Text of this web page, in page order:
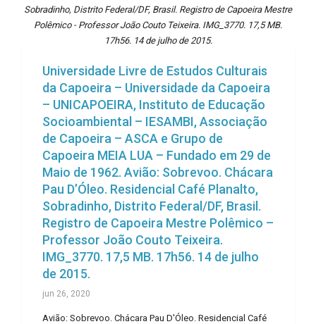
Sobradinho, Distrito Federal/DF, Brasil. Registro de Capoeira Mestre
Polêmico - Professor João Couto Teixeira. IMG_3770. 17,5 MB.
17h56. 14 de julho de 2015.
Universidade Livre de Estudos Culturais
da Capoeira – Universidade da Capoeira
– UNICAPOEIRA, Instituto de Educação
Socioambiental – IESAMBI, Associação
de Capoeira – ASCA e Grupo de
Capoeira MEIA LUA – Fundado em 29 de
Maio de 1962. Avião: Sobrevoo. Chácara
Pau D’Óleo. Residencial Café Planalto,
Sobradinho, Distrito Federal/DF, Brasil.
Registro de Capoeira Mestre Polêmico –
Professor João Couto Teixeira.
IMG_3770. 17,5 MB. 17h56. 14 de julho
de 2015.
jun 26, 2020
Avião: Sobrevoo. Chácara Pau D'Óleo. Residencial Café